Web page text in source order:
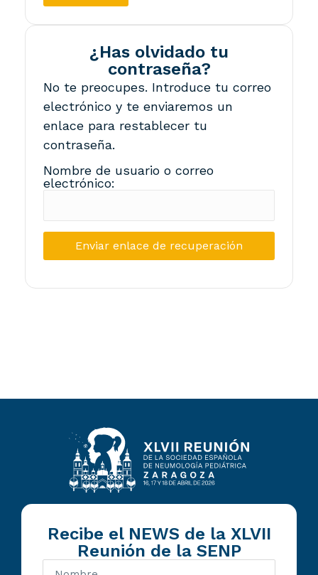
¿Has olvidado tu
contraseña?
No te preocupes. Introduce tu correo
electrónico y te enviaremos un
enlace para restablecer tu
contraseña.
Nombre de usuario o correo
electrónico:
Recibe el NEWS de la XLVII
Reunión de la SENP